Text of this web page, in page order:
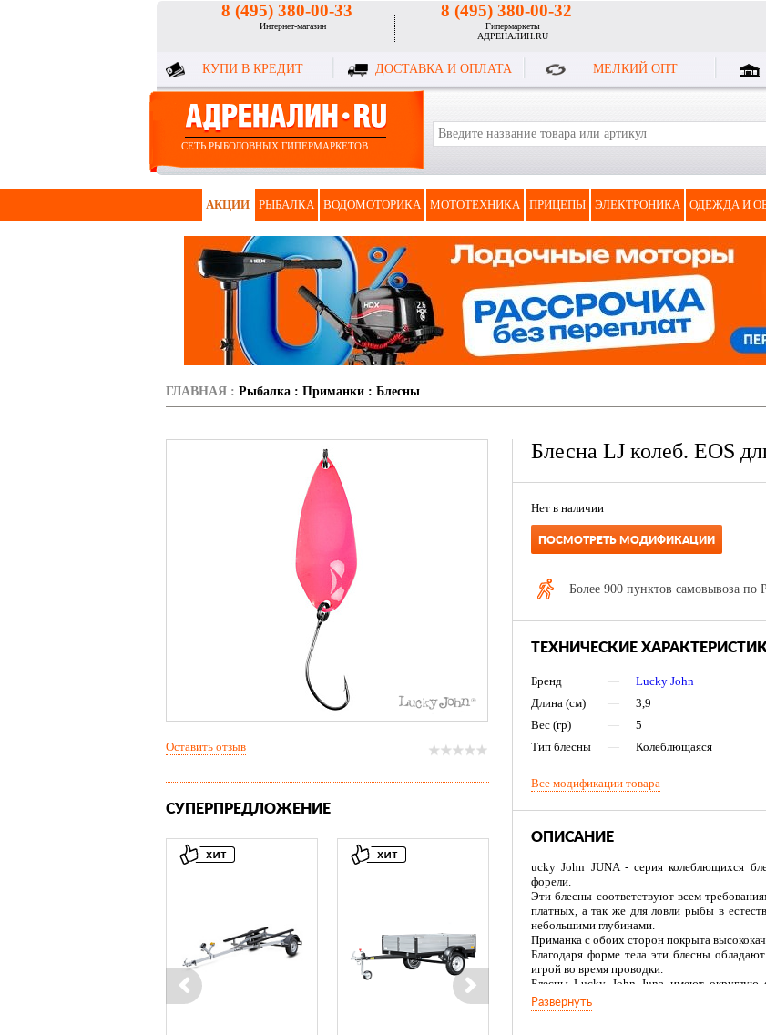
8 (495) 380-00-33
Интернет-магазин
8 (495) 380-00-32
Гипермаркеты
АДРЕНАЛИН.RU
КУПИ В КРЕДИТ ДОСТАВКА И ОПЛАТА МЕЛКИЙ ОПТ
СЕТЬ РЫБОЛОВНЫХ ГИПЕРМАРКЕТОВ
АКЦИИ РЫБАЛКА ВОДОМОТОРИКА МОТОТЕХНИКА ПРИЦЕПЫ ЭЛЕКТРОНИКА ОДЕЖДА И
ГЛАВНАЯ : Рыбалка : Приманки : Блесны
Блесна LJ колеб. EOS
Нет в наличии
ПОСМОТРЕТЬ МОДИФИКАЦИИ
Более 900 пунктов самовывоза по
ТЕХНИЧЕСКИЕ
Бренд —
Lucky John
Длина (см)
—
3,9
Вес (гр)
—
5
Тип блесны
— Колеблющаяся
Все модификации товара
ОПИСАНИЕ
ucky John JUNA - серия колеблющихся
форели.
Эти блесны соответствуют всем
платных, а так же для ловли рыбы в
небольшими глубинами.
Приманка с обоих сторон покрыта
Благодаря форме тела эти блесны
игрой во время проводки.
Блесны Lucky John Juna имеют
приманки, что позволяет использовать
привлекая даже пассивного хищника.
Блесну предпочтительно использовать в
Развернуть
Оставить отзыв
СУПЕРПРЕДЛОЖЕНИЕ